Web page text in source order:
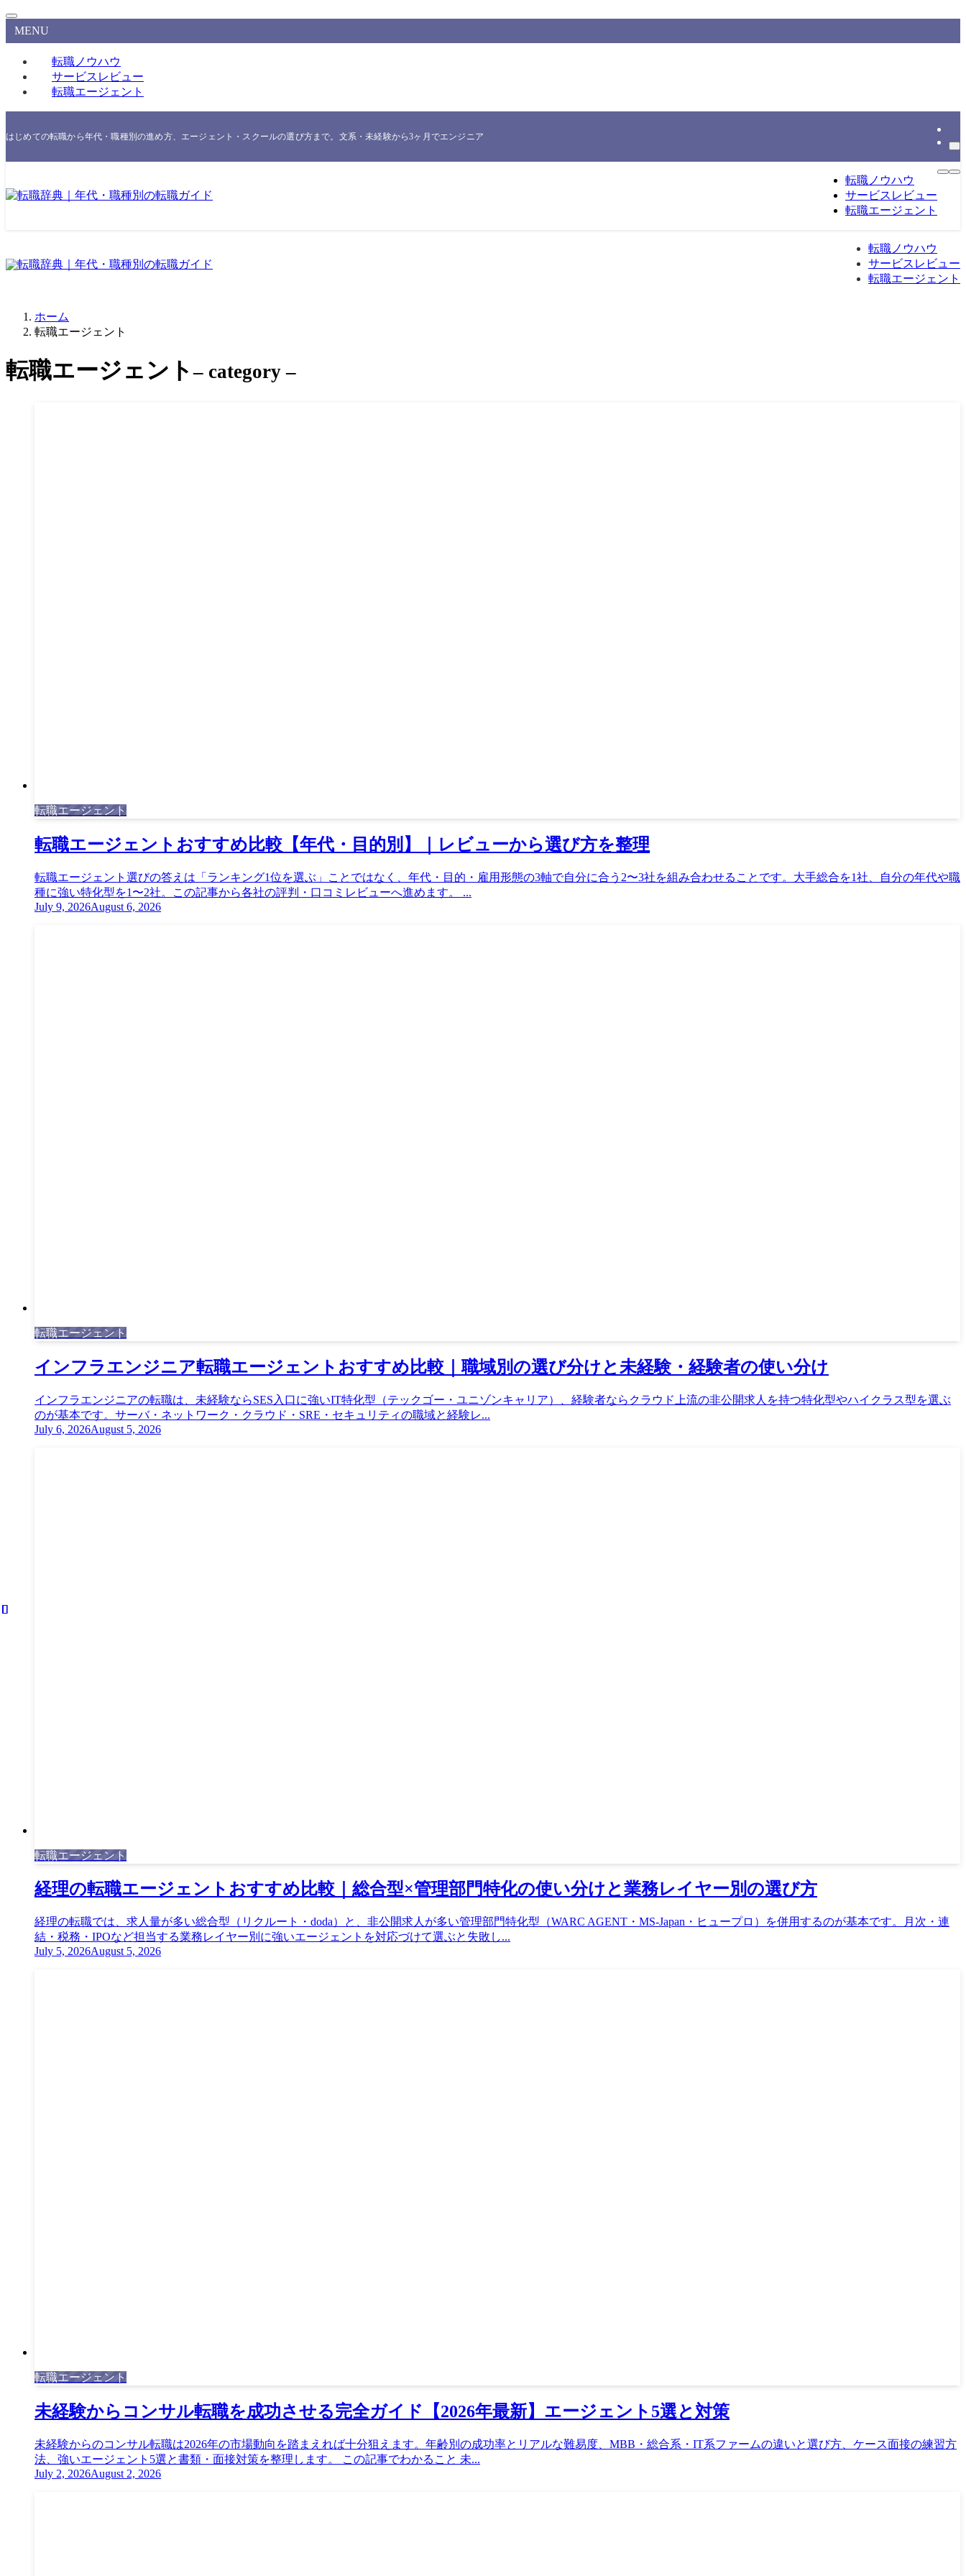
MENU
転職ノウハウ
サービスレビュー
転職エージェント
はじめての転職から年代・職種別の進め方、エージェント・スクールの選び方まで。文系・未経験から3ヶ月でエンジニア転職したNakataが、実際に使った一次情報をもとに整理する転職総合メディアです。
転職ノウハウ
サービスレビュー
転職エージェント
転職ノウハウ
サービスレビュー
転職エージェント
ホーム
転職エージェント
転職エージェント– category –
転職エージェント
転職エージェントおすすめ比較【年代・目的別】｜レビューから選び方を整理
転職エージェント選びの答えは「ランキング1位を選ぶ」ことではなく、年代・目的・雇用形態の3軸で自分に合う2〜3社を組み合わせることです。大手総合を1社、自分の年代や職
種に強い特化型を1〜2社。この記事から各社の評判・口コミレビューへ進めます。 ...
July 9, 2026August 6, 2026
転職エージェント
インフラエンジニア転職エージェントおすすめ比較｜職域別の選び分けと未経験・経験者の使い分け
インフラエンジニアの転職は、未経験ならSES入口に強いIT特化型（テックゴー・ユニゾンキャリア）、経験者ならクラウド上流の非公開求人を持つ特化型やハイクラス型を選ぶ
のが基本です。サーバ・ネットワーク・クラウド・SRE・セキュリティの職域と経験レ...
July 6, 2026August 5, 2026
転職エージェント
経理の転職エージェントおすすめ比較｜総合型×管理部門特化の使い分けと業務レイヤー別の選び方
経理の転職では、求人量が多い総合型（リクルート・doda）と、非公開求人が多い管理部門特化型（WARC AGENT・MS-Japan・ヒュープロ）を併用するのが基本です。月次・連
結・税務・IPOなど担当する業務レイヤー別に強いエージェントを対応づけて選ぶと失敗し...
July 5, 2026August 5, 2026
転職エージェント
未経験からコンサル転職を成功させる完全ガイド【2026年最新】エージェント5選と対策
未経験からのコンサル転職は2026年の市場動向を踏まえれば十分狙えます。年齢別の成功率とリアルな難易度、MBB・総合系・IT系ファームの違いと選び方、ケース面接の練習方
法、強いエージェント5選と書類・面接対策を整理します。 この記事でわかること 未...
July 2, 2026August 2, 2026